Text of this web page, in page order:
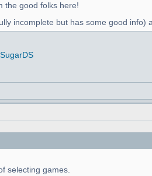
the good folks here!
incomplete but has some good
selecting games.